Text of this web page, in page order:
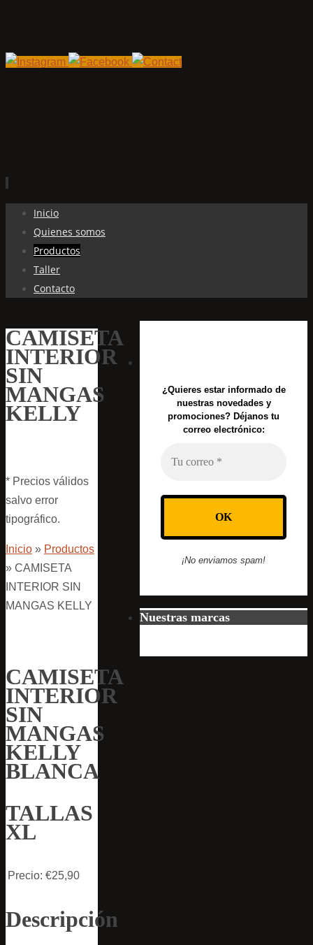
contenido
Inicio
Quienes somos
Productos
Taller
Contacto
CAMISETA
INTERIOR
SIN
MANGAS
KELLY
* Precios válidos
salvo error
tipográfico.
Inicio » Productos
» CAMISETA
INTERIOR SIN
MANGAS KELLY
CAMISETA
INTERIOR
SIN
MANGAS
KELLY
BLANCA
TALLAS
XL
Precio: €25,90
Descripción
¿Quieres estar informado de
nuestras novedades y
promociones? Déjanos tu
correo electrónico:
¡No enviamos spam!
Nuestras marcas